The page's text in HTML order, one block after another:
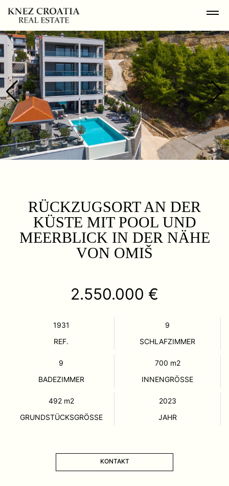
RÜCKZUGSORT AN DER
KÜSTE MIT POOL UND
MEERBLICK IN DER NÄHE
VON OMIŠ
2.550.000 €
1931
REF.
9
SCHLAFZIMMER
9
BADEZIMMER
700 m2
INNENGRÖSSE
492 m2
GRUNDSTÜCKSGRÖSSE
2023
JAHR
KONTAKT